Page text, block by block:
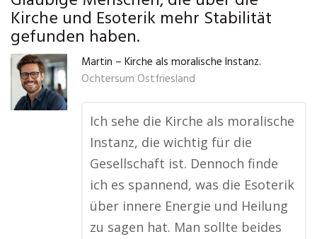
Kirche und Esoterik mehr Stabilität
gefunden haben.
Martin – Kirche als moralische Instanz.
Ochtersum Ostfriesland
Ich sehe die Kirche als moralische
Instanz, die wichtig für die
Gesellschaft ist. Dennoch finde
ich es spannend, was die Esoterik
über innere Energie und Heilung
zu sagen hat. Man sollte beides